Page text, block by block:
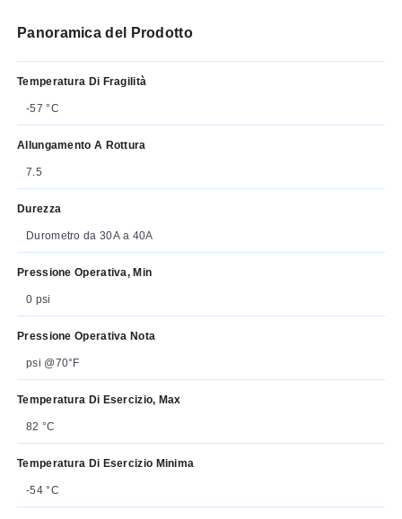
Panoramica del Prodotto
Temperatura Di Fragilità
-57 °C
Allungamento A Rottura
7.5
Durezza
Durometro da 30A a 40A
Pressione Operativa, Min
0 psi
Pressione Operativa Nota
psi @70°F
Temperatura Di Esercizio, Max
82 °C
Temperatura Di Esercizio Minima
-54 °C